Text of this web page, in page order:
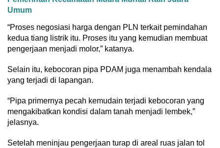
Umum
“Proses negosiasi harga dengan PLN terkait pemindahan
kedua tiang listrik itu. Proses itu yang kemudian membuat
pengerjaan menjadi molor,” katanya.
Selain itu, kebocoran pipa PDAM juga menambah kendala
yang terjadi di lapangan.
“Pipa primernya pecah kemudain terjadi kebocoran yang
mengakibatkan kondisi dalam tanah menjadi lembek,”
jelasnya.
Setelah meninjau pengerjaan turap di areal ruas jalan tol